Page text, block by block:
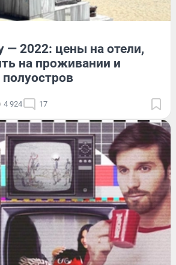
2022: цены на отели,
на проживании и
4 924 17